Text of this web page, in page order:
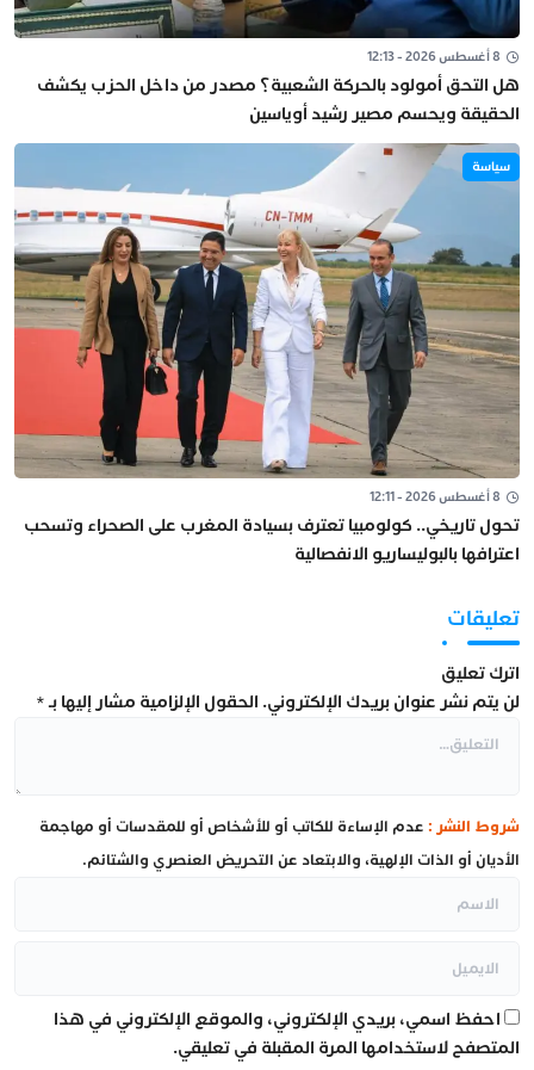
8 أغسطس 2026 - 12:13
هل التحق أمولود بالحركة الشعبية؟ مصدر من داخل الحزب يكشف
الحقيقة ويحسم مصير رشيد أوياسين
سياسة
8 أغسطس 2026 - 12:11
تحول تاريخي.. كولومبيا تعترف بسيادة المغرب على الصحراء وتسحب
اعترافها بالبوليساريو الانفصالية
تعليقات
اترك تعليق
لن يتم نشر عنوان بريدك الإلكتروني. الحقول الإلزامية مشار إليها بـ*
شروط النشر : عدم الإساءة للكاتب أو للأشخاص أو للمقدسات أو مهاجمة
الأديان أو الذات الإلهية، والابتعاد عن التحريض العنصري والشتائم.
احفظ اسمي، بريدي الإلكتروني، والموقع الإلكتروني في هذا
المتصفح لاستخدامها المرة المقبلة في تعليقي.